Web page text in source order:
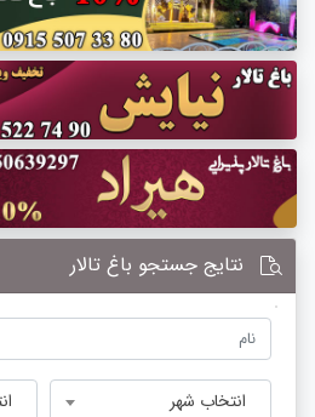
نتایج جستجو باغ تالار
انتخاب شهر